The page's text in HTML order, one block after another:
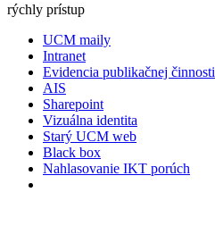
rýchly prístup
UCM maily
Intranet
Evidencia publikačnej činnosti
AIS
Sharepoint
Vizuálna identita
Starý UCM web
Black box
Nahlasovanie IKT porúch